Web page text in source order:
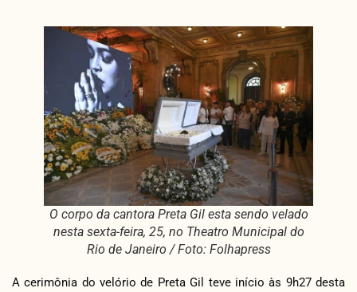
O corpo da cantora Preta Gil esta sendo velado
nesta sexta-feira, 25, no Theatro Municipal do
Rio de Janeiro / Foto: Folhapress
A cerimônia do velório de Preta Gil teve início às 9h27 desta